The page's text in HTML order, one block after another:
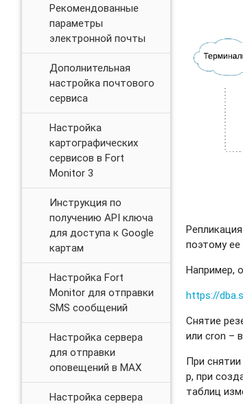
Рекомендованные
параметры
электронной почты
Дополнительная
настройка почтового
сервиса
Настройка
картографических
сервисов в Fort
Monitor 3
Инструкция по
получению API ключа
для доступа к Google
картам
Настройка Fort
Monitor для отправки
SMS сообщений
Настройка сервера
для отправки
оповещений в MAX
Настройка сервера
поэтому
Например,
https://
Снятие
или cron –
При
р, при
таблиц